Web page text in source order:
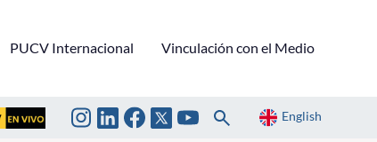
PUCV Internacional Vinculación con el Medio
English